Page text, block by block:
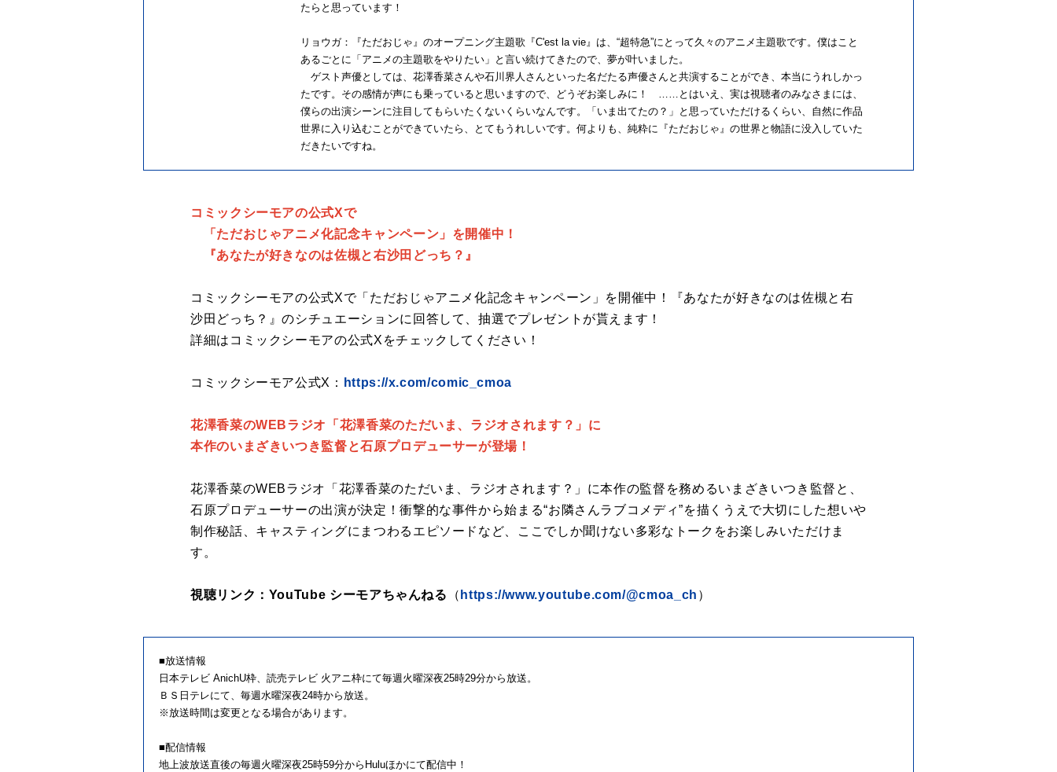
たらと思っています！
リョウガ：『ただおじゃ』のオープニング主題歌『C'est la vie』は、“超特急”にとって久々のアニメ主題歌です。僕はこと
あるごとに「アニメの主題歌をやりたい」と言い続けてきたので、夢が叶いました。
ゲスト声優としては、花澤香菜さんや石川界人さんといった名だたる声優さんと共演することができ、本当にうれしかっ
たです。その感情が声にも乗っていると思いますので、どうぞお楽しみに！ ……とはいえ、実は視聴者のみなさまには、
僕らの出演シーンに注目してもらいたくないくらいなんです。「いま出てたの？」と思っていただけるくらい、自然に作品
世界に入り込むことができていたら、とてもうれしいです。何よりも、純粋に『ただおじゃ』の世界と物語に没入していた
だきたいですね。
コミックシーモアの公式Xで
「ただおじゃアニメ化記念キャンペーン」を開催中！
『あなたが好きなのは佐槻と右沙田どっち？』
コミックシーモアの公式Xで「ただおじゃアニメ化記念キャンペーン」を開催中！『あなたが好きなのは佐槻と右
沙田どっち？』のシチュエーションに回答して、抽選でプレゼントが貰えます！
詳細はコミックシーモアの公式Xをチェックしてください！
コミックシーモア公式X： https://x.com/comic_cmoa
花澤香菜のWEBラジオ「花澤香菜のただいま、ラジオされます？」に
本作のいまざきいつき監督と石原プロデューサーが登場！
花澤香菜のWEBラジオ「花澤香菜のただいま、ラジオされます？」に本作の監督を務めるいまざきいつき監督と、
石原プロデューサーの出演が決定！衝撃的な事件から始まる“お隣さんラブコメディ”を描くうえで大切にした想いや
制作秘話、キャスティングにまつわるエピソードなど、ここでしか聞けない多彩なトークをお楽しみいただけま
す。
視聴リンク：YouTube シーモアちゃんねる （ https://www.youtube.com/@cmoa_ch ）
■放送情報
日本テレビ AnichU枠、読売テレビ 火アニ枠にて毎週火曜深夜25時29分から放送。
ＢＳ日テレにて、毎週水曜深夜24時から放送。
※放送時間は変更となる場合があります。
■配信情報
地上波放送直後の毎週火曜深夜25時59分からHuluほかにて配信中！